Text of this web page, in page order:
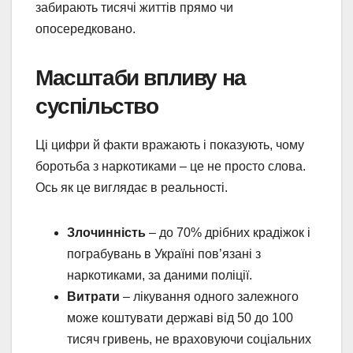
забирають тисячі життів прямо чи
опосередковано.
Масштаби впливу на
суспільство
Ці цифри й факти вражають і показують, чому
боротьба з наркотиками – це не просто слова.
Ось як це виглядає в реальності.
Злочинність – до 70% дрібних крадіжок і
пограбувань в Україні пов’язані з
наркотиками, за даними поліції.
Витрати – лікування одного залежного
може коштувати державі від 50 до 100
тисяч гривень, не враховуючи соціальних